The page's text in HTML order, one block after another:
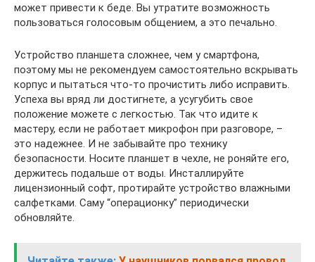
может привести к беде. Вы утратите возможность
пользоваться голосовым общением, а это печально.
Устройство планшета сложнее, чем у смартфона,
поэтому мы не рекомендуем самостоятельно вскрывать
корпус и пытаться что-то прочистить либо исправить.
Успеха вы вряд ли достигнете, а усугубить свое
положение можете с легкостью. Так что идите к
мастеру, если не работает микрофон при разговоре, –
это надежнее. И не забывайте про технику
безопасности. Носите планшет в чехле, не роняйте его,
держитесь подальше от воды. Инсталлируйте
лицензионный софт, протирайте устройство влажными
салфетками. Саму “операционку” периодически
обновляйте.